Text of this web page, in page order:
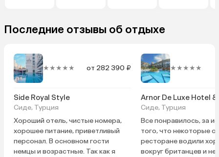
Последние отзывы об отдыхе
★★★★★ от 282 390 ₽
Side Royal Style
Сиде, Турция
Хороший отель, чистые номера,
хорошее питание, приветливый
персонал. В основном гости
немцы и возрастные. Так как я
★★★★★
Arnor De Luxe Hotel &
Сиде, Турция
Все понравилось, за
того, что некоторые
ресторане водили
вокруг британцев и